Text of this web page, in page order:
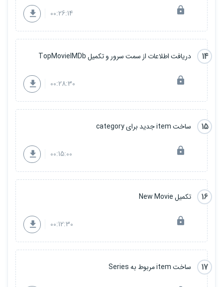
00:26:14
14 دریافت اطلاعات از سمت سرور و تکمیل TopMovieIMDb
00:28:30
15 ساخت item جدید برای category
00:15:00
16 تکمیل New Movie
00:12:30
17 ساخت item مربوط به Series